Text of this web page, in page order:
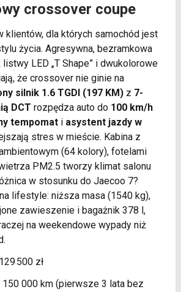
crossover coupe
klientów, dla których samochód jest
życia. Agresywna, bezramkowa
listwy LED „T Shape” i dwukolorowe
że crossover nie ginie na
silnik 1.6 TGDI (197 KM)z 7-
DCT rozpędza auto do 100 km/h
tempomati asystent jazdy w
stres w mieście. Kabina z
(64 kolory), fotelami
PM2.5 tworzy klimat salonu
w stosunku do Jaecoo 7?
lifestyle: niższa masa (1540 kg),
zawieszenie i bagażnik 378 l,
na weekendowe wypady niż
500 zł
150 000 km (pierwsze 3 lata bez